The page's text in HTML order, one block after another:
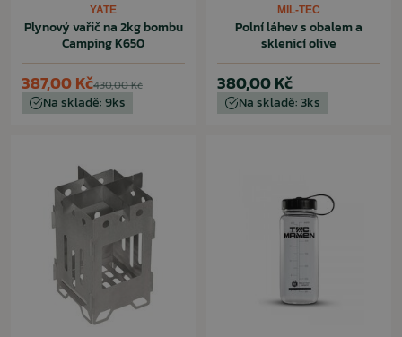
YATE
Plynový vařič na 2kg bombu
Camping K650
430,00 Kč
387,00 Kč
Na skladě: 9ks
MIL-TEC
Polní láhev s obalem a
sklenicí olive
380,00 Kč
Na skladě: 3ks